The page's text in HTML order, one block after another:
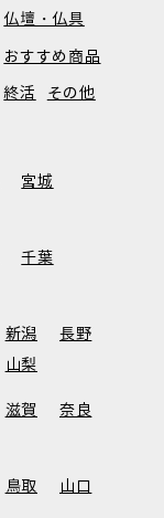
仏壇・仏具
おすすめ商品
終活 その他
宮城
千葉
新潟
長野
山梨
滋賀
奈良
鳥取 山口